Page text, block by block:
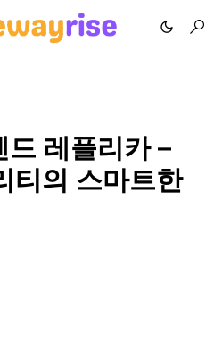
레플리카 –
티의 스마트한